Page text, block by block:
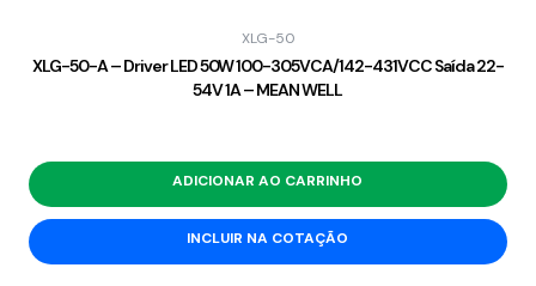
XLG-50
XLG-50-A – Driver LED 50W 100-305VCA/142-431VCC Saída 22-
54V 1A – MEAN WELL
ADICIONAR AO CARRINHO
INCLUIR NA COTAÇÃO